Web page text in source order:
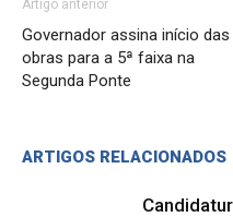
Artigo anterior
Governador assina início das
obras para a 5ª faixa na
Segunda Ponte
ARTIGOS RELACIONADOS